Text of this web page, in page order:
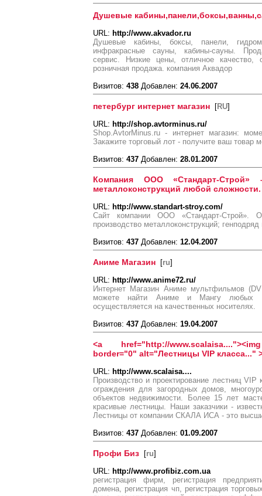
Душевые
URL: http://www.akvador.ru
Душевые кабины, боксы, панели,
инфракрасные сауны, кабины-сауны.
сервис. Низкие цены, отличное качество,
розничная продажа. компания Аквадор
Визитов: 438 Добавлен: 24.06.2007
петербург интернет магазин [RU]
URL: http://shop.avtorminus.ru/
Shop.AvtorMinus.ru - интернет магазин:
Закажите торговый лот - получите ваш товар
Визитов: 437 Добавлен: 28.01.2007
Компания ООО «Стандарт-
металлоконструкций любой сложности.
URL: http://www.standart-stroy.com/
Сайт компании ООО «Стандарт-Строй».
производство металлоконструкций; генподряд
Визитов: 437 Добавлен: 12.04.2007
Аниме Магазин [ru]
URL: http://www.anime72.ru/
Интернет Магазин Аниме мультфильмов
можете найти Аниме и Мангу любых
осуществляется на качественных носителях.
Визитов: 437 Добавлен: 19.04.2007
<a href="http://
border="0" alt="Лестницы VIP класса..."
URL: http://www.scalaisa....
Производство и проектирование лестниц
ограждения для загородных домов,
объектов недвижимости. Более 15 лет
красивые лестницы. Наши заказчики -
Лестницы от компании СКАЛА ИСА - это
Визитов: 437 Добавлен: 01.09.2007
Профи Биз [ru]
URL: http://www.profibiz.com.ua
регистрация фирм, регистрация
домена, регистрация чп, регистрация